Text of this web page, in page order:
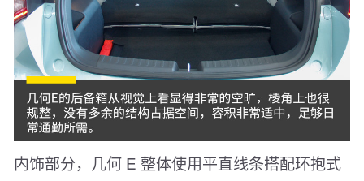
内饰部分，几何 E 整体使用平直线条搭配环抱式